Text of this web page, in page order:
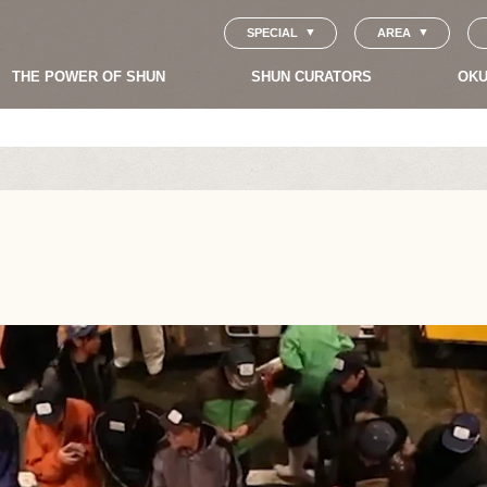
SPECIAL AREA
THE POWER OF SHUN SHUN CURATORS